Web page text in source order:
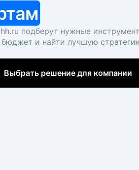
подберут нужные
бюджет и найти лучшую
Выбрать решение для компании